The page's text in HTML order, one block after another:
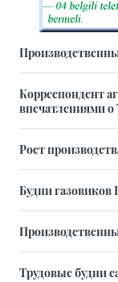
Корреспондент
впечатлениями
Рост
Будни газовиков
Трудовые будни